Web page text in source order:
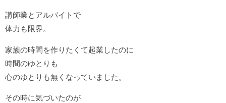
講師業とアルバイトで
体力も限界。
家族の時間を作りたくて起業したのに
時間のゆとりも
心のゆとりも無くなっていました。
その時に気づいたのが